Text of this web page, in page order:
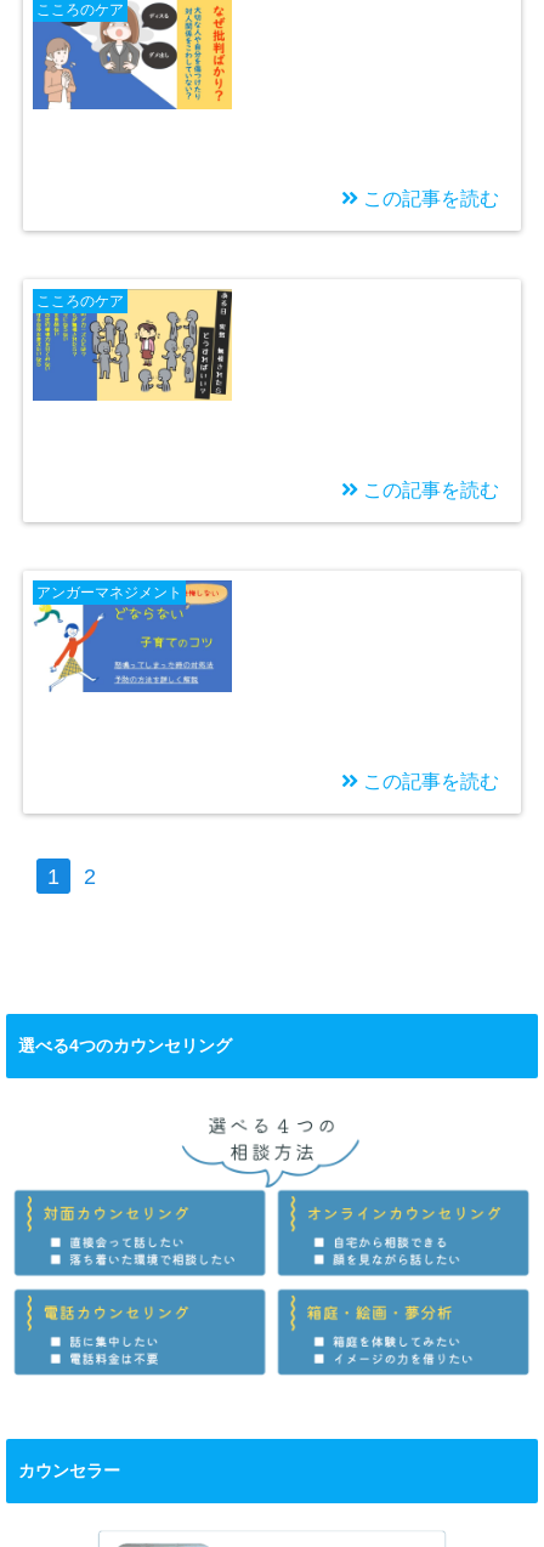
ハラスメントの理由と
改善方法を心理学の視
点で検討する
こころのケア
対人関係・自己肯定感
に悪影響の批判癖をや
めるには？
この記事を読む
こころのケア
ら？自分を責めずに対
応する方法・無視をや
める方法
この記事を読む
アンガーマネジメント
子どもを感情的にどな
って怒ってしまった時
この記事を読む
1 2
選べる4つのカウンセリング
カウンセラー